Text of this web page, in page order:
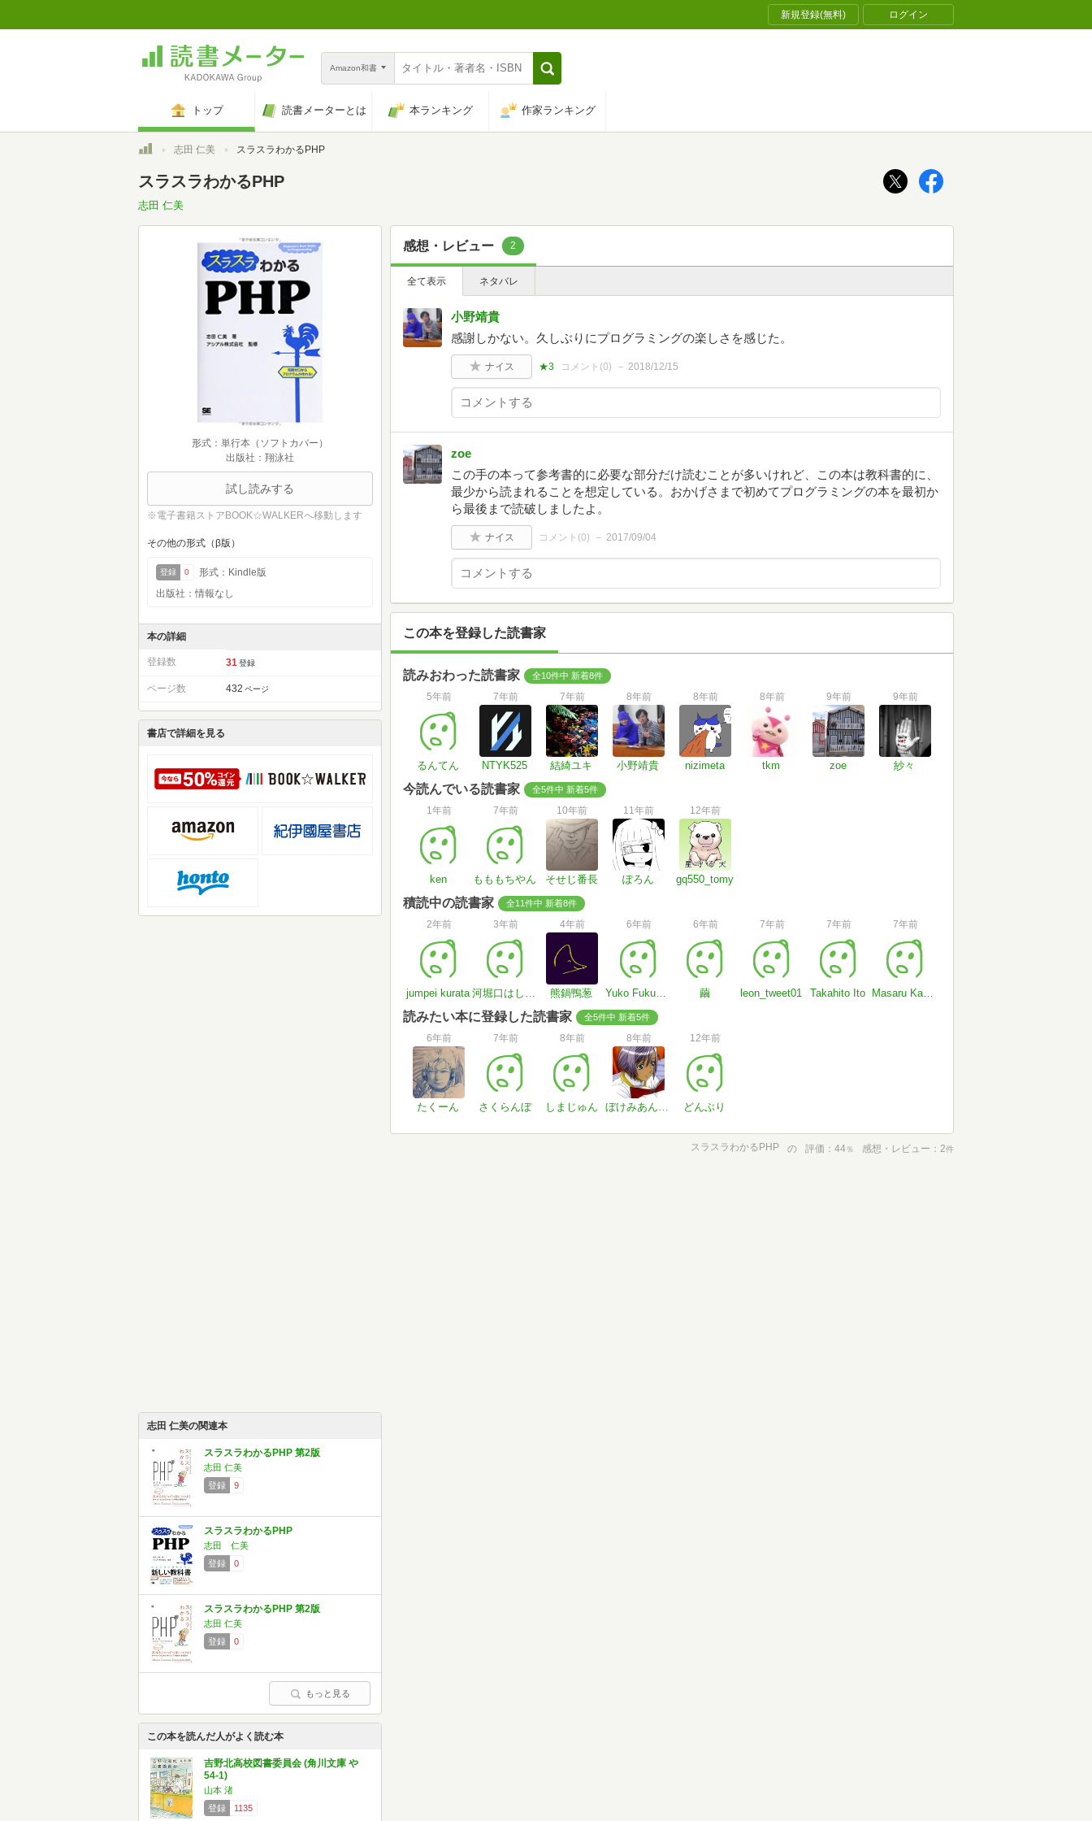
新規登録(無料) ログイン
Amazon和書
トップ 読書メーターとは 本ランキング 作家ランキング
トップ志田 仁美 スラスラわかるPHP
スラスラわかるPHP
志田 仁美
形式：単行本（ソフトカバー）
出版社：翔泳社
試し読みする
※電子書籍ストアBOOK☆WALKERへ移動します
その他の形式（β版）
登録 0
形式：Kindle版
出版社：情報なし
本の詳細
登録数 31 登録
ページ数 432 ページ
書店で詳細を見る
志田 仁美の関連本
スラスラわかるPHP 第2版
志田 仁美
登録
9
スラスラわかるPHP
志田 仁美
登録
0
スラスラわかるPHP 第2版
志田 仁美
登録
0
もっと見る
この本を読んだ人がよく読む本
吉野北高校図書委員会 (角川文庫 や
54-1)
山本 渚
登録
1135
感想・レビュー 2
全て表示 ネタバレ
小野靖貴
感謝しかない。久しぶりにプログラミングの楽しさを感じた。
ナイス ★3 コメント(0) 2018/12/15
zoe
この手の本って参考書的に必要な部分だけ読むことが多いけれど、この本は教科書的に、
最少から読まれることを想定している。おかげさまで初めてプログラミングの本を最初か
ら最後まで読破しましたよ。
ナイス コメント(0) 2017/09/04
この本を登録した読書家
読みおわった読書家 全10件中 新着8件
5年前
るんてん
7年前
NTYK525
7年前
結綺ユキ
8年前
小野靖貴
8年前
nizimeta
8年前
tkm
9年前
zoe
9年前
紗々
今読んでいる読書家 全5件中 新着5件
1年前
ken
7年前
もももちやん
10年前
そせじ番長
11年前
ぽろん
12年前
gq550_tomy
積読中の読書家 全11件中 新着8件
2年前
jumpei kurata
3年前
河堀口はしうど
4年前
熊鍋鴨葱
6年前
Yuko Fukumoto
6年前
繭
7年前
leon_tweet01
7年前
Takahito Ito
7年前
Masaru Kamata
読みたい本に登録した読書家 全5件中 新着5件
6年前
たくーん
7年前
さくらんぼ
8年前
しまじゅん
8年前
ぼけみあん＠ARIA6人娘さんが好き
12年前
どんぶり
スラスラわかるPHP の 評価 44％ 感想・レビュー 2件